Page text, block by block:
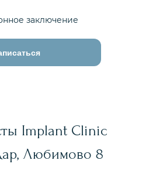
заключение
Implant Clinic
Любимово 8